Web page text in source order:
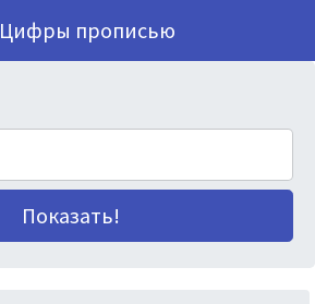
Цифры прописью